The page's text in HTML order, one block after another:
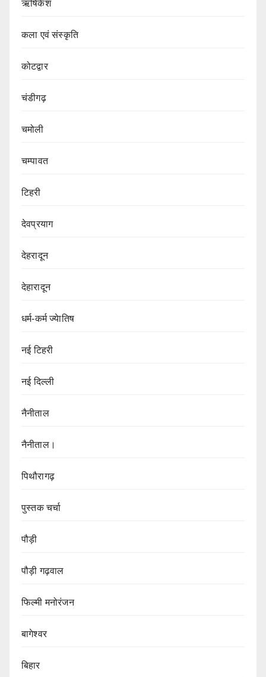
ऋषिकेश
कला एवं संस्कृति
कोटद्वार
चंडीगढ़
चमोली
चम्पावत
टिहरी
देवप्रयाग
देहरादून
देहारादून
धर्म-कर्म ज्येातिष
नई टिहरी
नई दिल्ली
नैनीताल
नैनीताल।
पिथौरागढ़
पुस्तक चर्चा
पौड़ी
पौड़ी गढ़वाल
फिल्मी मनोरंजन
बागेश्वर
बिहार